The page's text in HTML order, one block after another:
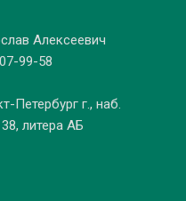
Алексеевич
99-58
Петербург г., наб.
литера АБ